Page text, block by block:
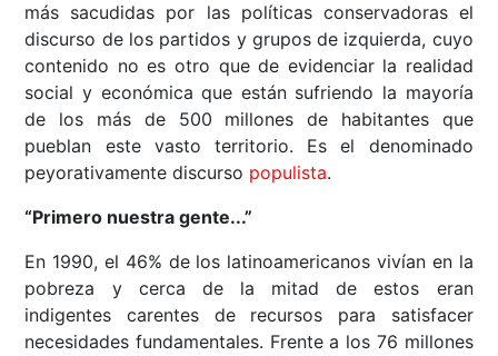
más sacudidas por las políticas conservadoras el
discurso de los partidos y grupos de izquierda, cuyo
contenido no es otro que de evidenciar la realidad
social y económica que están sufriendo la mayoría
de los más de 500 millones de habitantes que
pueblan este vasto territorio. Es el denominado
peyorativamente discurso populista.
“Primero nuestra gente...”
En 1990, el 46% de los latinoamericanos vivían en la
pobreza y cerca de la mitad de estos eran
indigentes carentes de recursos para satisfacer
necesidades fundamentales. Frente a los 76 millones